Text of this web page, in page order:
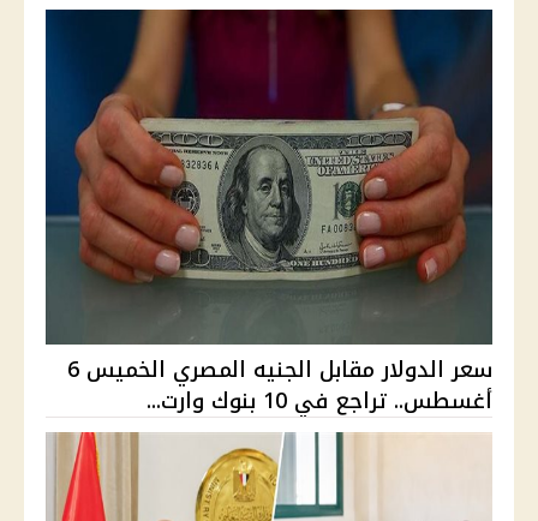
سعر الدولار مقابل الجنيه المصري الخميس 6
أغسطس.. تراجع في 10 بنوك وارت...